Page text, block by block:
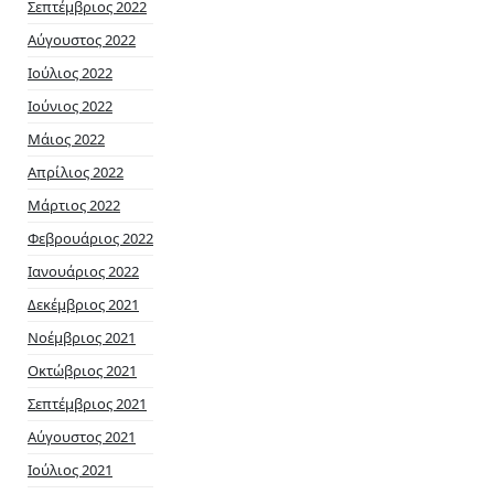
Σεπτέμβριος 2022
Αύγουστος 2022
Ιούλιος 2022
Ιούνιος 2022
Μάιος 2022
Απρίλιος 2022
Μάρτιος 2022
Φεβρουάριος 2022
Ιανουάριος 2022
Δεκέμβριος 2021
Νοέμβριος 2021
Οκτώβριος 2021
Σεπτέμβριος 2021
Αύγουστος 2021
Ιούλιος 2021